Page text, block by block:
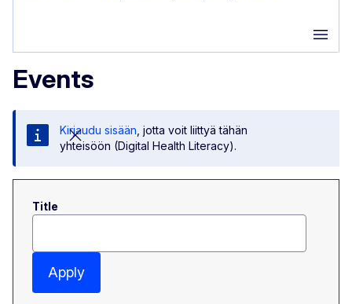
Events
Kirjaudu sisään , jotta voit liittyä tähän
yhteisöön (Digital Health Literacy).
Title
Apply